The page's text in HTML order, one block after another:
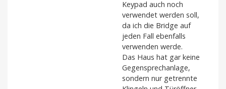
Keypad auch noch
verwendet werden soll,
da ich die Bridge auf
jeden Fall ebenfalls
verwenden werde.
Das Haus hat gar keine
Gegensprechanlage,
sondern nur getrennte